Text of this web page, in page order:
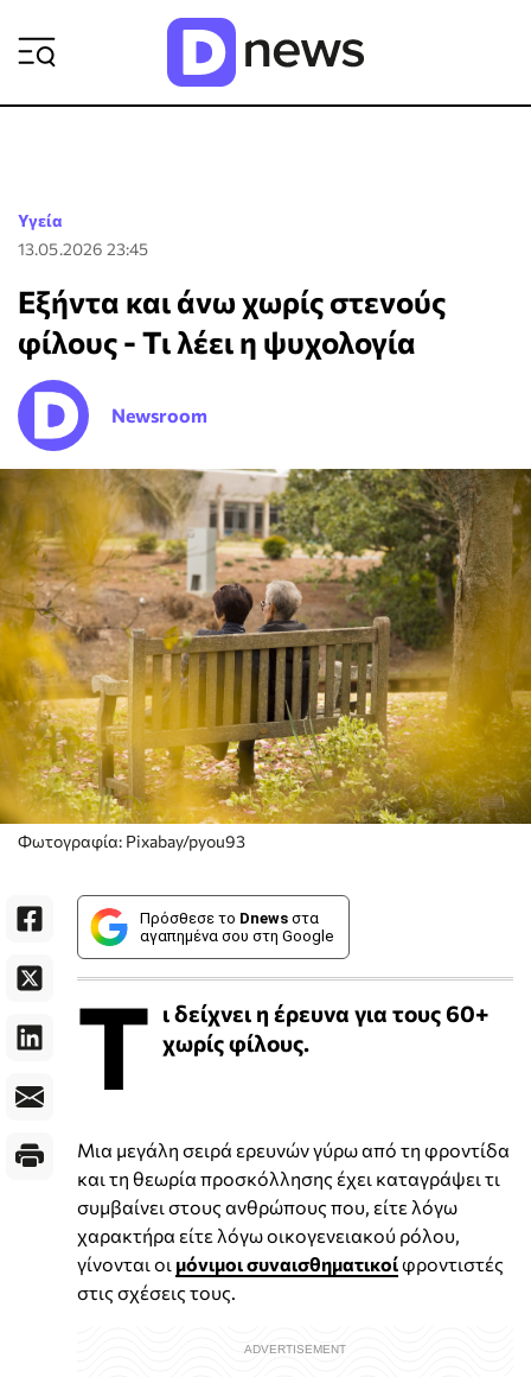
Υγεία
13.05.2026 23:45
Εξήντα και άνω χωρίς στενούς
φίλους - Τι λέει η ψυχολογία
Newsroom
Φωτογραφία: Pixabay/pyou93
Πρόσθεσε το Dnews στα
αγαπημένα σου στη Google
Τ ι δείχνει η έρευνα για τους 60+
χωρίς φίλους.
Μια μεγάλη σειρά ερευνών γύρω από τη φροντίδα
και τη θεωρία προσκόλλησης έχει καταγράψει τι
συμβαίνει στους ανθρώπους που, είτε λόγω
χαρακτήρα είτε λόγω οικογενειακού ρόλου,
γίνονται οι μόνιμοι συναισθηματικοίφροντιστές
στις σχέσεις τους.